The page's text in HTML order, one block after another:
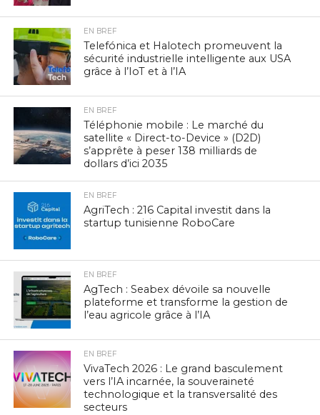
EN BREF
Telefónica et Halotech promeuvent la
sécurité industrielle intelligente aux USA
grâce à l’IoT et à l’IA
EN BREF
Téléphonie mobile : Le marché du
satellite « Direct-to-Device » (D2D)
s’apprête à peser 138 milliards de
dollars d’ici 2035
EN BREF
AgriTech : 216 Capital investit dans la
startup tunisienne RoboCare
EN BREF
AgTech : Seabex dévoile sa nouvelle
plateforme et transforme la gestion de
l’eau agricole grâce à l’IA
EN BREF
VivaTech 2026 : Le grand basculement
vers l’IA incarnée, la souveraineté
technologique et la transversalité des
secteurs